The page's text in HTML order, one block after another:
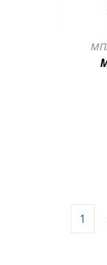
1